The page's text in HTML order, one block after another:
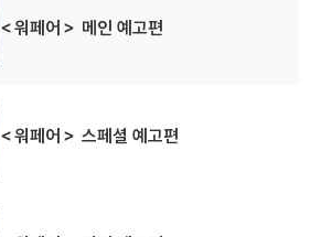
＜워페어＞ 메인 예고편
＜워페어＞ 스페셜 예고편